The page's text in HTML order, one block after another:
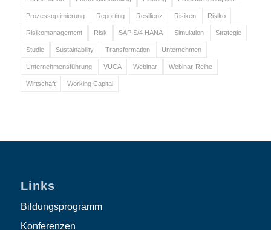
Prozessoptimierung Reporting Resilienz Risiken Risiko
Risikomanagement Risk SAP S/4 HANA Simulation Strategie
Studie Sustainability Transformation Unternehmen
Unternehmensführung VUCA Webinar Webinar-Reihe
Wirtschaft Working Capital
Links
Bildungsprogramm
Konferenzen